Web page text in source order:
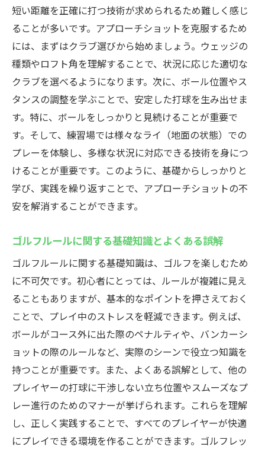
練習効果を高めるための科学的アプローチ
プロが教えるスイングの基礎固めのコツ
レッスンで得たフィードバックの活用法
初心者が目標達成をするためのリアルなゴ
ール設定
効率的な練習時間の確保とその活用法
ゴルフレッスンで初心者が知っておくべき基本
ポイント
グリーン周りでのアプローチ技術の基礎
ゴルフ用語の基本知識とその使い方
基本姿勢と安定したスイングの関係性
練習法
初心者向けのクラブセッティングと選び方
ゴルフレッスンを楽しむための心構え
経験者が語るゴルフレッスンでのよくある質問
と解答
スイングスピードを上げるための練習法
初心者が避けるべきスイングの誤り
ティーショットを成功させるためのコツ
レッスンで感じる上達の壁を突破する方法
経験者が教えるミスショットの減らし方
初心者が陥りやすい振り遅れの解消法
短い距離を正確に打つ技術が求められるため難しく感じ
ることが多いです。アプローチショットを克服するため
には、まずはクラブ選びから始めましょう。ウェッジの
種類やロフト角を理解することで、状況に応じた適切な
クラブを選べるようになります。次に、ボール位置やス
タンスの調整を学ぶことで、安定した打球を生み出せま
す。特に、ボールをしっかりと見続けることが重要で
す。そして、練習場では様々なライ（地面の状態）での
プレーを体験し、多様な状況に対応できる技術を身につ
けることが重要です。このように、基礎からしっかりと
学び、実践を繰り返すことで、アプローチショットの不
安を解消することができます。
ゴルフルールに関する基礎知識とよくある誤解
ゴルフルールに関する基礎知識は、ゴルフを楽しむため
に不可欠です。初心者にとっては、ルールが複雑に見え
ることもありますが、基本的なポイントを押さえておく
ことで、プレイ中のストレスを軽減できます。例えば、
ボールがコース外に出た際のペナルティや、バンカーシ
ョットの際のルールなど、実際のシーンで役立つ知識を
持つことが重要です。また、よくある誤解として、他の
プレイヤーの打球に干渉しない立ち位置やスムーズなプ
レー進行のためのマナーが挙げられます。これらを理解
し、正しく実践することで、すべてのプレイヤーが快適
にプレイできる環境を作ることができます。ゴルフレッ